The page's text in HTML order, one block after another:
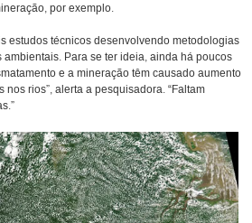
por exemplo.
estudos técnicos desenvolvendo metodologias
Para se ter ideia, ainda há poucos
e a mineração têm causado aumento
rios”, alerta a pesquisadora. “Faltam